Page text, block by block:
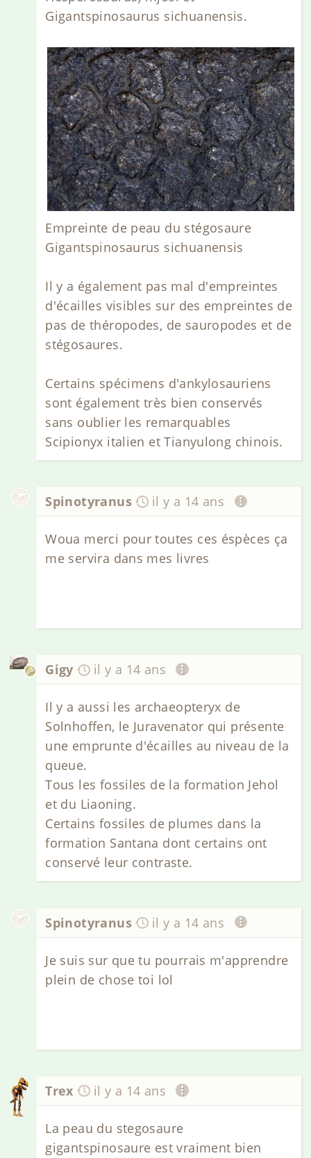
Gigantspinosaurus sichuanensis.
Empreinte de peau du stégosaure
Gigantspinosaurus sichuanensis
Il y a également pas mal d'empreintes
d'écailles visibles sur des empreintes de
pas de théropodes, de sauropodes et de
stégosaures.
Certains spécimens d'ankylosauriens
sont également très bien conservés
sans oublier les remarquables
Scipionyx italien et Tianyulong chinois.
Spinotyranus il y a 14 ans
Woua merci pour toutes ces éspèces ça
me servira dans mes livres
Gigy il y a 14 ans
Il y a aussi les archaeopteryx de
Solnhoffen, le Juravenator qui présente
une emprunte d'écailles au niveau de la
queue.
Tous les fossiles de la formation Jehol
et du Liaoning.
Certains fossiles de plumes dans la
formation Santana dont certains ont
conservé leur contraste.
Spinotyranus il y a 14 ans
Je suis sur que tu pourrais m'apprendre
plein de chose toi lol
Trex il y a 14 ans
La peau du stegosaure
gigantspinosaure est vraiment bien